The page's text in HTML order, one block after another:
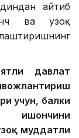
айтиб
ва узоқ
давлат
учун, балки
ишончини
муддатли